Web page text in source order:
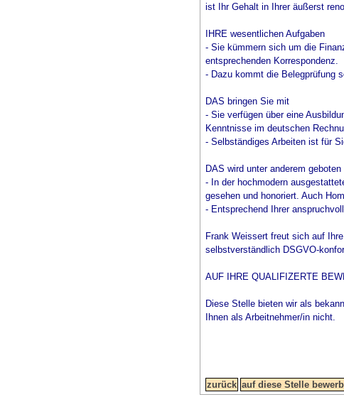
ist Ihr Gehalt in Ihrer äußerst
IHRE wesentlichen Aufgaben
- Sie kümmern sich um die
entsprechenden Korrespondenz.
- Dazu kommt die Belegprüfung
DAS bringen Sie mit
- Sie verfügen über eine
Kenntnisse im deutschen
- Selbständiges Arbeiten ist für
DAS wird unter anderem geboten
- In der hochmodern
gesehen und honoriert. Auch
- Entsprechend Ihrer
Frank Weissert freut sich auf
selbstverständlich DSGVO-
AUF IHRE QUALIFIZERTE
Diese Stelle bieten wir als
Ihnen als Arbeitnehmer/in nicht.